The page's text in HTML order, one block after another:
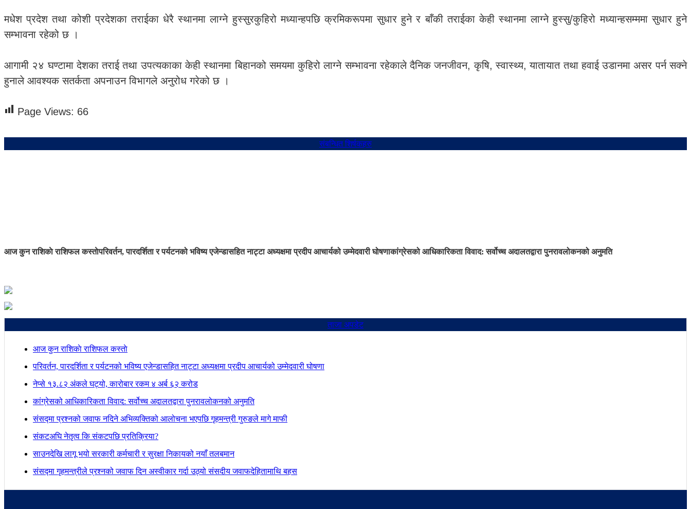
मधेश प्रदेश तथा कोशी प्रदेशका तराईका धेरै स्थानमा लाग्ने हुस्सुरकुहिरो मध्यान्हपछि क्रमिकरूपमा सुधार हुने र बाँकी तराईका केही स्थानमा लाग्ने हुस्सु/कुहिरो मध्यान्हसम्ममा सुधार हुने
सम्भावना रहेको छ ।
आगामी २४ घण्टामा देशका तराई तथा उपत्यकाका केही स्थानमा बिहानको समयमा कुहिरो लाग्ने सम्भावना रहेकाले दैनिक जनजीवन, कृषि, स्वास्थ्य, यातायात तथा हवाई उडानमा असर पर्न सक्ने
हुनाले आवश्यक सतर्कता अपनाउन विभागले अनुरोध गरेको छ ।
Page Views: 66
संबन्धित शिर्षकहरु
आज कुन राशिकाे राशिफल कस्ताेपरिवर्तन, पारदर्शिता र पर्यटनको भविष्य एजेन्डासहित नाट्टा अध्यक्षमा प्रदीप आचार्यको उम्मेदवारी घोषणाकांग्रेसको आधिकारिकता विवाद: सर्वोच्च अदालतद्वारा पुनरावलोकनको अनुमति
ताजा अपडेट
आज कुन राशिकाे राशिफल कस्ताे
परिवर्तन, पारदर्शिता र पर्यटनको भविष्य एजेन्डासहित नाट्टा अध्यक्षमा प्रदीप आचार्यको उम्मेदवारी घोषणा
नेप्से १३.८२ अंकले घट्यो, कारोबार रकम ४ अर्ब ६२ करोड
कांग्रेसको आधिकारिकता विवाद: सर्वोच्च अदालतद्वारा पुनरावलोकनको अनुमति
संसद्मा प्रश्नको जवाफ नदिने अभिव्यक्तिको आलोचना भएपछि गृहमन्त्री गुरुङले मागे माफी
संकटअघि नेतृत्व कि संकटपछि प्रतिक्रिया?
साउनदेखि लागू भयो सरकारी कर्मचारी र सुरक्षा निकायको नयाँ तलबमान
संसद्मा गृहमन्त्रीले प्रश्नको जवाफ दिन अस्वीकार गर्दा उठ्यो संसदीय जवाफदेहितामाथि बहस